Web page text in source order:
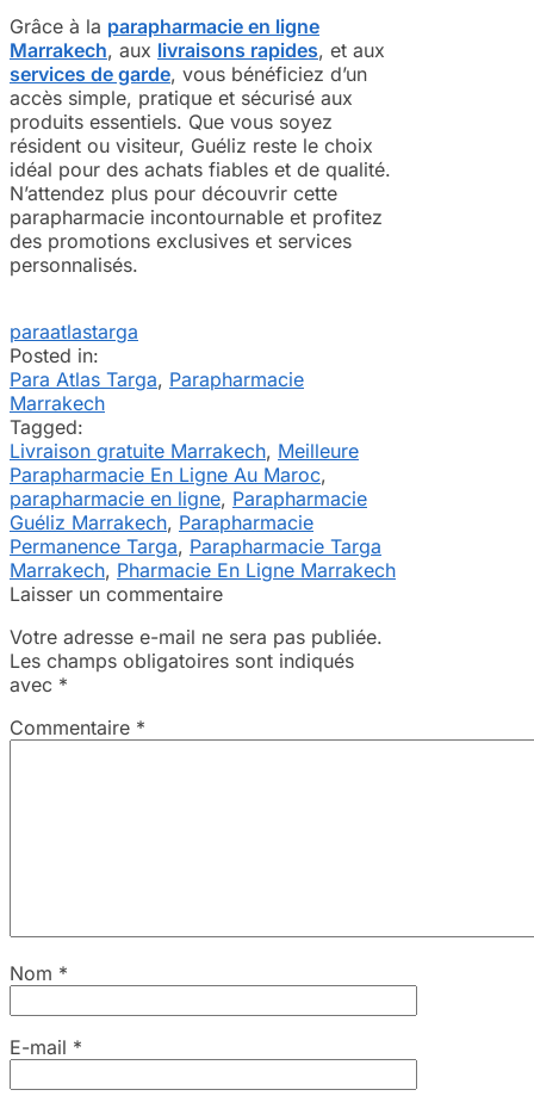
Grâce à la parapharmacie en ligne
Marrakech, aux livraisons rapides, et aux
services de garde, vous bénéficiez d’un
accès simple, pratique et sécurisé aux
produits essentiels. Que vous soyez
résident ou visiteur, Guéliz reste le choix
idéal pour des achats fiables et de qualité.
N’attendez plus pour découvrir cette
parapharmacie incontournable et profitez
des promotions exclusives et services
personnalisés.
paraatlastarga
Posted in:
Para Atlas Targa, Parapharmacie
Marrakech
Tagged:
Livraison gratuite Marrakech, Meilleure
Parapharmacie En Ligne Au Maroc,
parapharmacie en ligne, Parapharmacie
Guéliz Marrakech, Parapharmacie
Permanence Targa, Parapharmacie Targa
Marrakech, Pharmacie En Ligne Marrakech
Laisser un commentaire
Votre adresse e-mail ne sera pas publiée.
Les champs obligatoires sont indiqués
avec *
Commentaire *
Nom *
E-mail *